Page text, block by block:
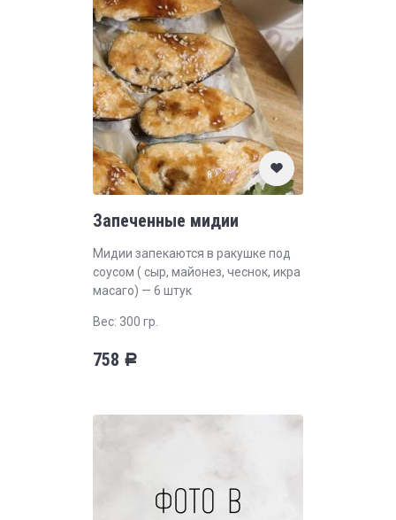
Запеченные мидии
Мидии запекаются в ракушке под
соусом ( сыр, майонез, чеснок, икра
масаго) — 6 штук
Вес: 300 гр.
758 Р